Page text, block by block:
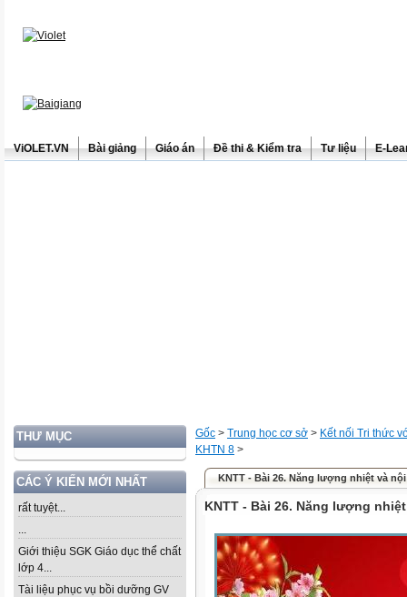
ViOLET.VN Bài giảng Giáo án Đề thi & Kiểm tra Tư liệu E-
THƯ MỤC
CÁC Ý KIẾN MỚI NHẤT
rất tuyệt...
...
Giới thiệu SGK Giáo dục thể chất
lớp 4...
Tài liệu phục vụ bồi dưỡng GV
Gốc > Trung học cơ sở > Kết nối Tri thức
KHTN 8 >
KNTT - Bài 26. Năng lượng nhiệt và
KNTT - Bài 26. Năng lượng